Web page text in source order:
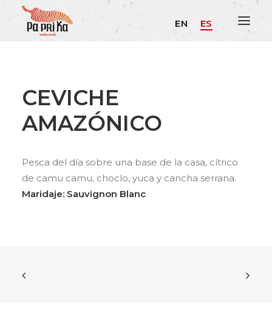
EN ES
CEVICHE
AMAZÓNICO
Pesca del día sobre una base de la casa, cítrico
de camu camu, choclo, yuca y cancha serrana.
Maridaje: Sauvignon Blanc